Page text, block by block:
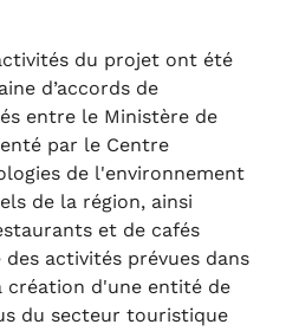
du projet ont été
d’accords de
entre le Ministère de
par le Centre
de l'environnement
de la région, ainsi
et de cafés
des activités prévues dans
création d'une entité de
du secteur touristique